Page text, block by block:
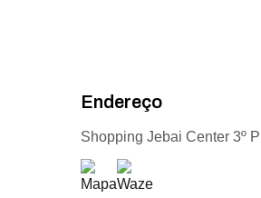
Endereço
Shopping Jebai Center 3º